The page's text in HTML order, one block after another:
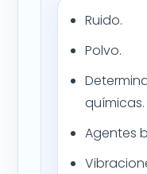
Ruido.
Polvo.
químicas.
Agentes